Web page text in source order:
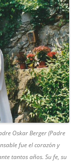
Oskar Berger (Padre
fue el corazón y
tantos años. Su fe, su